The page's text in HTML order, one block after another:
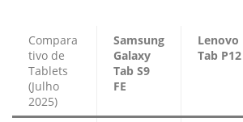
Compara
tivo de
Tablets
(Julho
2025)
Samsung
Galaxy
Tab S9
FE
Lenovo
Tab P12